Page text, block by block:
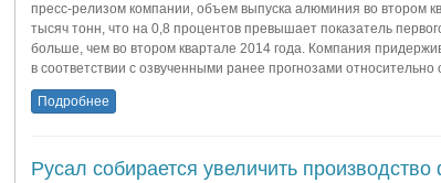
пресс-релизом компании, объем выпуска алюминия во втором
тысяч тонн, что на 0,8 процентов превышает показатель
больше, чем во втором квартале 2014 года. Компания
в соответствии с озвученными ранее прогнозами
Подробнее
Русал собирается увеличить производство